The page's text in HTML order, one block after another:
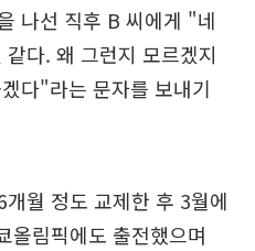
나선 직후 B 씨에게 "네
다. 왜 그런지 모르겠지
다"라는 문자를 보내기
월 정도 교제한 후 3월에
올림픽에도 출전했으며